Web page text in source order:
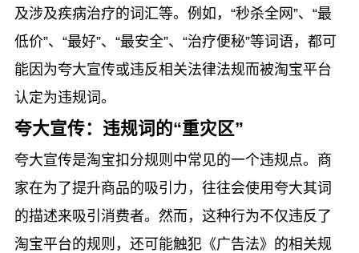
及涉及疾病治疗的词汇等。例如，“秒杀全网”、“最
低价”、“最好”、“最安全”、“治疗便秘”等词语，都可
能因为夸大宣传或违反相关法律法规而被淘宝平台
认定为违规词。
夸大宣传：违规词的“重灾区”
夸大宣传是淘宝扣分规则中常见的一个违规点。商
家在为了提升商品的吸引力，往往会使用夸大其词
的描述来吸引消费者。然而，这种行为不仅违反了
淘宝平台的规则，还可能触犯《广告法》的相关规